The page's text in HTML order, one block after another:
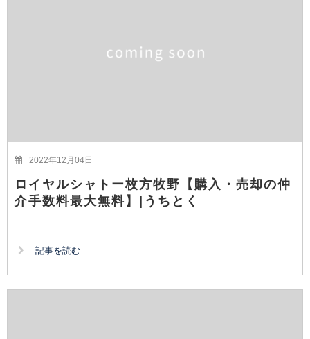
2022年12月04日
ロイヤルシャトー枚方牧野【購入・売却の仲
介手数料最大無料】|うちとく
記事を読む